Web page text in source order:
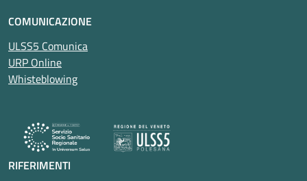
COMUNICAZIONE
ULSS5 Comunica
URP Online
Whisteblowing
RIFERIMENTI